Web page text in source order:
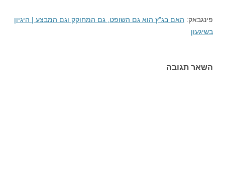
פינגבאק: האם בג"ץ הוא גם השופט, גם המחוקק וגם המבצע | היגיון
בשיגעון
השאר תגובה